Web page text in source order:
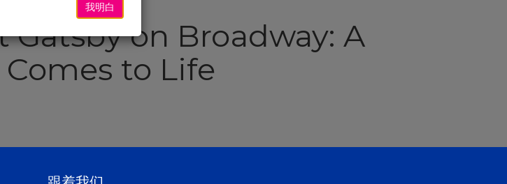
Gatsby on Broadway: A
to Life
我明白